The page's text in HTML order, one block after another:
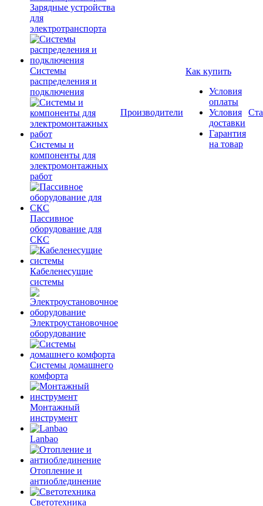
Зарядные устройства
для
электротранспорта
Системы
распределения и
подключения
Системы и
компоненты для
электромонтажных
работ
Пассивное
оборудование для
СКС
Кабеленесущие
системы
Электроустановочное
оборудование
Системы домашнего
комфорта
Монтажный
инструмент
Lanbao
Отопление и
антиоблединение
Светотехника
Производители
Как купить
Условия
оплаты
Условия
доставки
Гарантия
на товар